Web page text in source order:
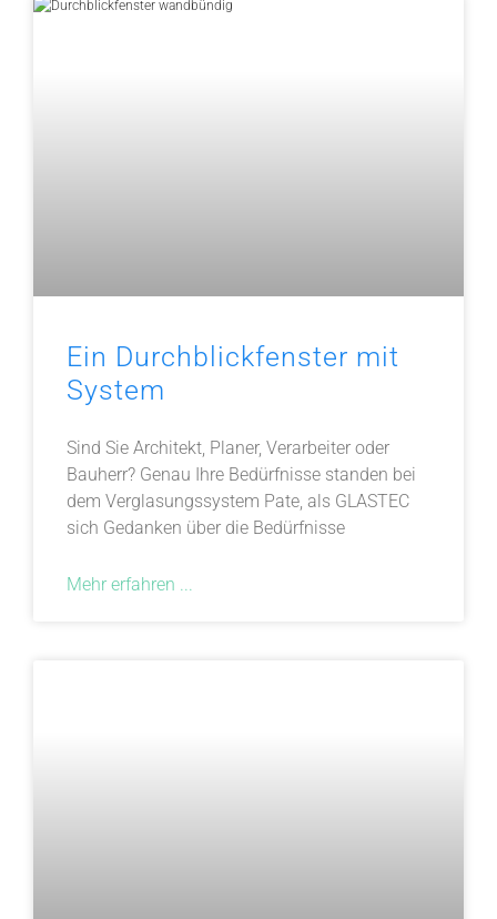
Ein Durchblickfenster mit
System
Sind Sie Architekt, Planer, Verarbeiter oder
Bauherr? Genau Ihre Bedürfnisse standen bei
dem Verglasungssystem Pate, als GLASTEC
sich Gedanken über die Bedürfnisse
Mehr erfahren ...